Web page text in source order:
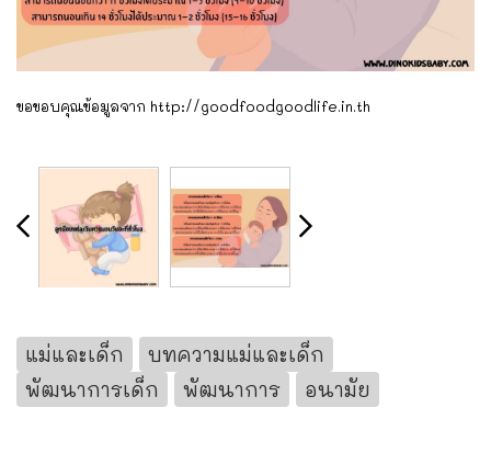
ขอขอบคุณข้อมูลจาก http://goodfoodgoodlife.in.th
แม่และเด็ก
บทความแม่และเด็ก
พัฒนาการเด็ก
พัฒนาการ อนามัย